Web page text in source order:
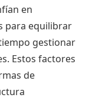
en
para equilibrar
gestionar
Estos factores
de